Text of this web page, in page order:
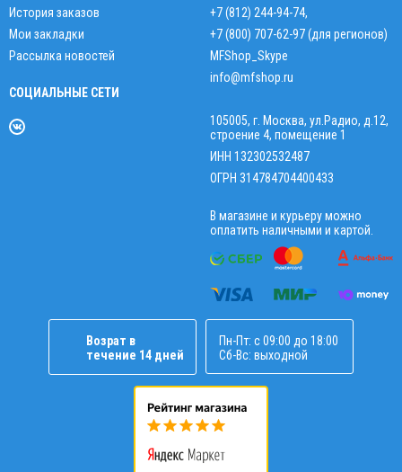
История заказов
Мои закладки
Рассылка новостей
СОЦИАЛЬНЫЕ СЕТИ
+7 (812) 244-94-74,
+7 (800) 707-62-97 (для регионов)
MFShop_Skype
info@mfshop.ru
105005, г. Москва, ул.Радио, д.12,
строение 4, помещение 1
ИНН 132302532487
ОГРН 314784704400433
В магазине и курьеру можно
оплатить наличными и картой.
Возрат в
течение 14 дней
Пн-Пт: с 09:00 до 18:00
Сб-Вс: выходной